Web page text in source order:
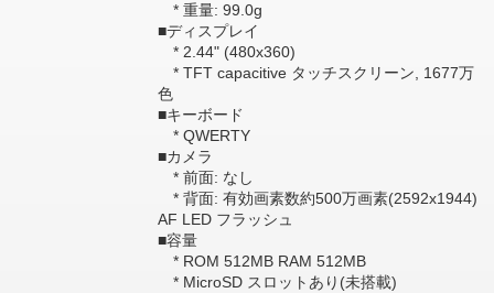
* 重量: 99.0g
■ディスプレイ
* 2.44" (480x360)
* TFT capacitive タッチスクリーン, 1677万
色
■キーボード
* QWERTY
■カメラ
* 前面: なし
* 背面: 有効画素数約500万画素(2592x1944)
AF LED フラッシュ
■容量
* ROM 512MB RAM 512MB
* MicroSD スロットあり(未搭載)